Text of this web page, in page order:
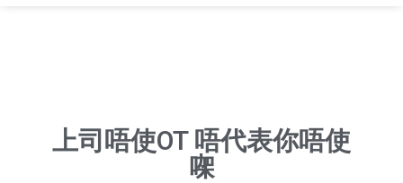
上司唔使OT 唔代表你唔使
㗎